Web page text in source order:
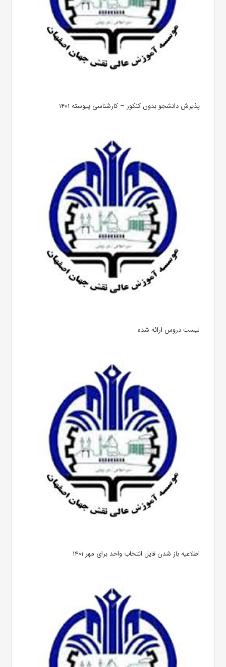
پذیرش دانشجو بدون کنکور – کارشناسی پیوسته ۱۴۰۱
لیست دروس ارائه شده
اطلاعیه باز شدن فایل انتخاب واحد برای مهر ۱۴۰۱